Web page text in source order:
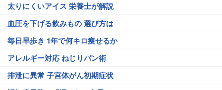
太りにくいアイス 栄養士が解説
血圧を下げる飲みもの 選び方は
毎日早歩き 1年で何キロ痩せるか
アレルギー対応 ねじりパン術
排泄に異常 子宮体がん初期症状